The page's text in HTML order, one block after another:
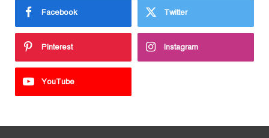
Facebook Twitter
Pinterest Instagram
YouTube